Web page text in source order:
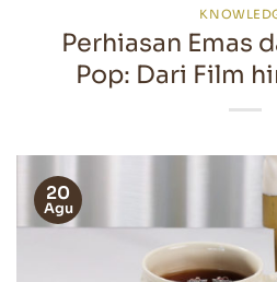
Perhiasan Emas
Pop: Dari Film
20
Agu